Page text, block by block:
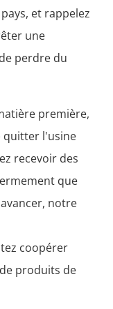
et rappelez
une
perdre du
première,
quitter l'usine
recevoir des
que
notre
coopérer
produits de